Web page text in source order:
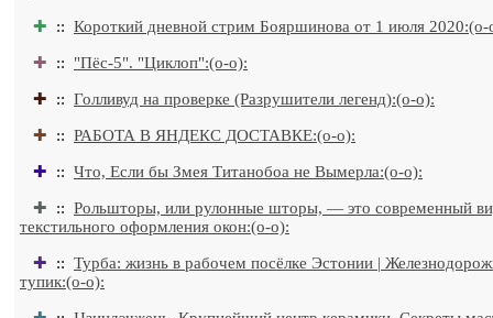
✚ :: Короткий дневной стрим Бояршинова от 1 июля 2020:(o-
✚ :: "Пёс-5". "Циклоп":(o-o):
✚ :: Голливуд на проверке (Разрушители легенд):(o-o):
✚ :: РАБОТА В ЯНДЕКС ДОСТАВКЕ:(o-o):
✚ :: Что, Если бы Змея Титанобоа не Вымерла:(o-o):
✚ :: Рольшторы, или рулонные шторы, — это современный
текстильного оформления окон:(o-o):
✚ :: Турба: жизнь в рабочем посёлке Эстонии |
тупик:(o-o):